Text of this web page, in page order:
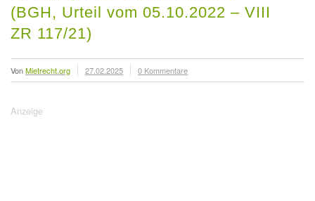
(BGH, Urteil vom 05.10.2022 – VIII
ZR 117/21)
VonMietrecht.org 27.02.2025 0 Kommentare